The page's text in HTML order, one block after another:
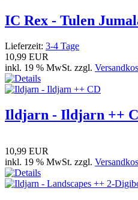
IC Rex - Tulen
Lieferzeit: 3-4 Tage
10,99 EUR
inkl. 19 % MwSt. zzgl.
Ildjarn - Ildjarn ++
10,99 EUR
inkl. 19 % MwSt. zzgl.